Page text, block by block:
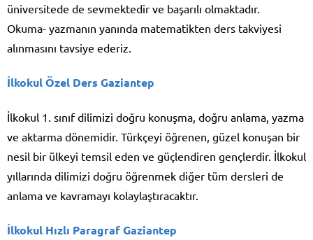
üniversitede de sevmektedir ve başarılı olmaktadır.
Okuma- yazmanın yanında matematikten ders takviyesi
alınmasını tavsiye ederiz.
İlkokul Özel Ders Gaziantep
İlkokul 1. sınıf dilimizi doğru konuşma, doğru anlama, yazma
ve aktarma dönemidir. Türkçeyi öğrenen, güzel konuşan bir
nesil bir ülkeyi temsil eden ve güçlendiren gençlerdir. İlkokul
yıllarında dilimizi doğru öğrenmek diğer tüm dersleri de
anlama ve kavramayı kolaylaştıracaktır.
İlkokul Hızlı Paragraf Gaziantep